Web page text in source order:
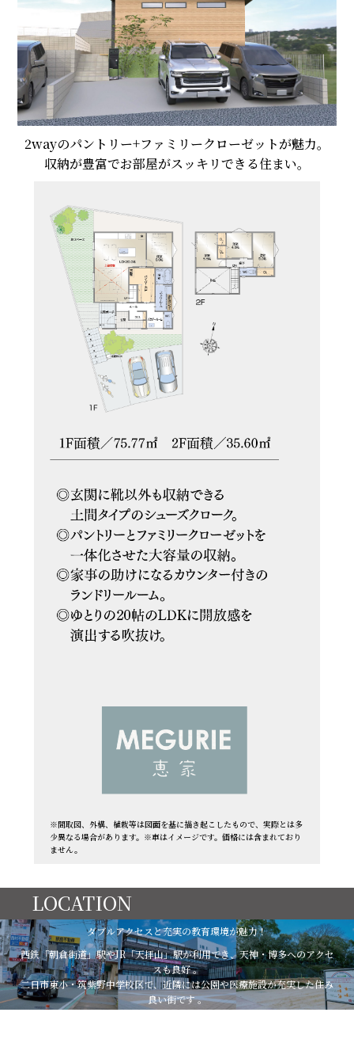
2wayのパントリー+ファミリークローゼットが魅力。
収納が豊富でお部屋がスッキリできる住まい。
※間取図、外構、植栽等は図面を基に描き起こしたもので、実際とは多
少異なる場合があります。※車はイメージです。価格には含まれており
ません。
LOCATION
ダブルアクセスと充実の教育環境が魅力！
西鉄「朝倉街道」駅やJR「天拝山」駅が利用でき、天神・博多へのアクセ
スも良好 。
二日市東小・筑紫野中学校区で、近隣には公園や医療施設が充実した住み
良い街です 。